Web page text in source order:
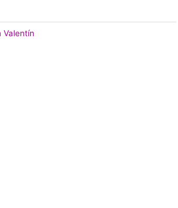
Valentín